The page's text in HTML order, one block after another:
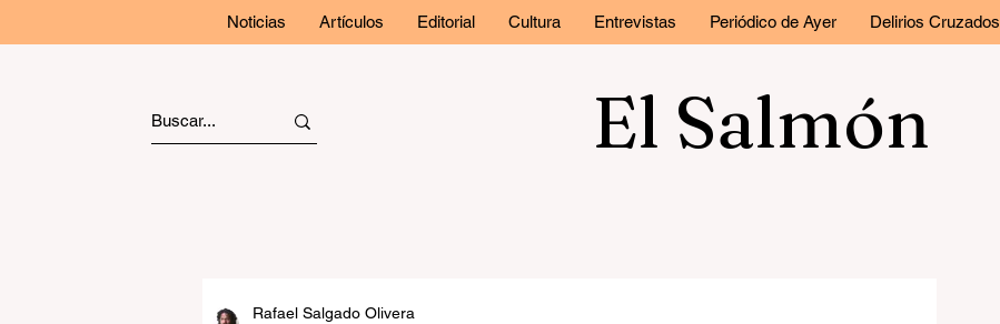
Noticias Artículos Editorial Cultura Entrevistas Periódico de Ayer Delirios Cruzados
El Salmón
Rafael Salgado Olivera